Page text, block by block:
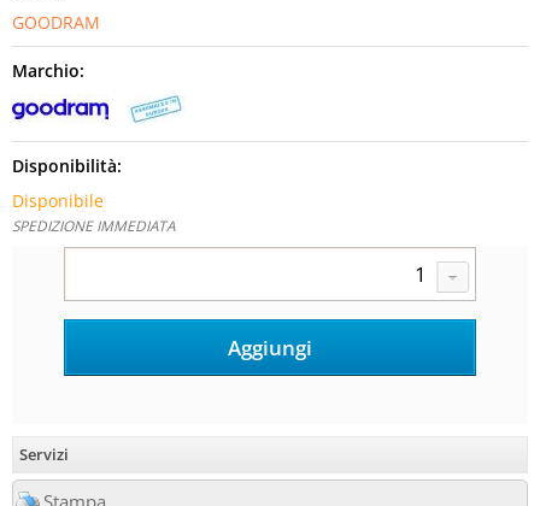
GOODRAM
Marchio:
Disponibilità:
Disponibile
SPEDIZIONE IMMEDIATA
Servizi